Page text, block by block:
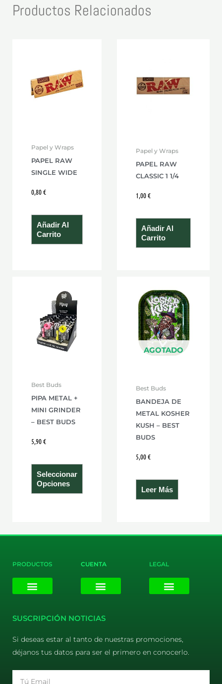
Productos Relacionados
Papel y Wraps
PAPEL RAW
SINGLE WIDE
0,80€
Añadir Al
Carrito
Papel y Wraps
PAPEL RAW
CLASSIC 1 1/4
1,00€
Añadir Al
Carrito
Best Buds
PIPA METAL +
MINI GRINDER
– BEST BUDS
5,90€
Seleccionar
Opciones
AGOTADO
Best Buds
BANDEJA DE
METAL KOSHER
KUSH – BEST
BUDS
5,00€
Leer Más
PRODUCTOS CUENTA LEGAL
SUSCRIPCIÓN NOTICIAS
Si deseas estar al tanto de nuestras promociones,
déjanos tus datos para ser el primero en conocerlo.